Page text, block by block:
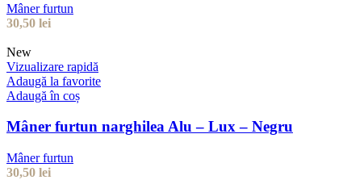
Mâner furtun
30,50 lei
New
Vizualizare rapidă
Adaugă la favorite
Adaugă în coș
Mâner furtun narghilea Alu – Lux – Negru
Mâner furtun
30,50 lei